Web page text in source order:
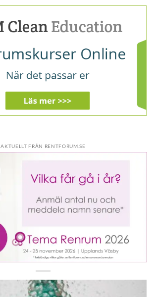
AKTUELLT FRÅN RENTFORUM.SE